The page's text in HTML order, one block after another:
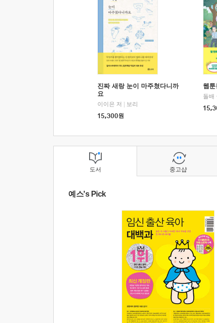
진짜 새랑 눈이 마주쳤다니까
요
이이은 저
보리
15,300원
웹
돌배
도서
예스's Pick
중고샵